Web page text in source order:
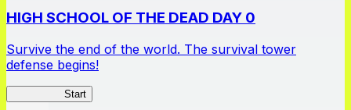
HIGH SCHOOL OF THE DEAD DAY 0
Survive the end of the world. The survival tower
defense begins!
Start